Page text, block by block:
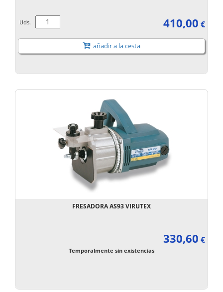
Uds. 410,00 €
añadir a la cesta
FRESADORA AS93 VIRUTEX
330,60 €
Temporalmente sin existencias